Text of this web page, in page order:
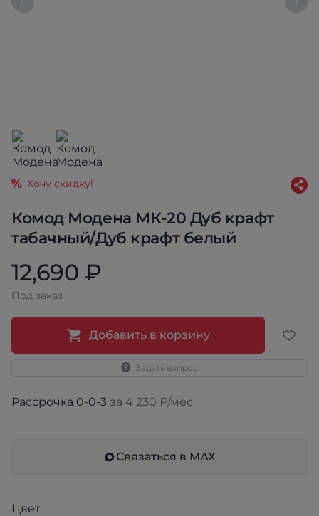
Комод Модена МК-20 Дуб крафт
табачный/Дуб крафт белый
Хочу скидку!
12,690 ₽
Под заказ
Добавить в корзину
Задать вопрос
Рассрочка 0-0-3 за 4 230 ₽/мес
Связаться в МАХ
Цвет